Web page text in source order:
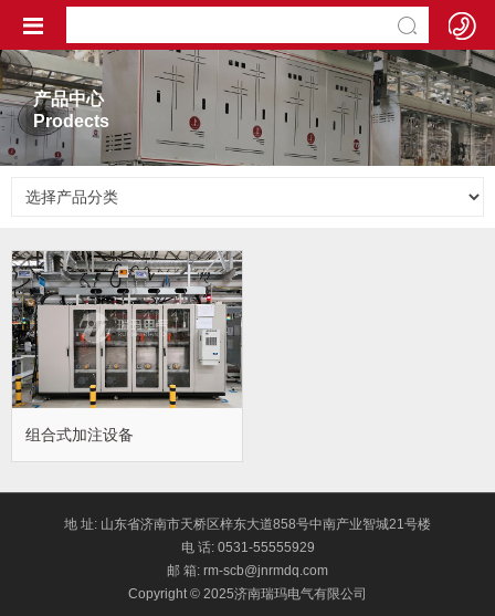
产品中心
Prodects
组合式加注设备
地 址: 山东省济南市天桥区梓东大道858号中南产业智城21号楼
电 话: 0531-55555929
邮 箱: rm-scb@jnrmdq.com
Copyright © 2025济南瑞玛电气有限公司